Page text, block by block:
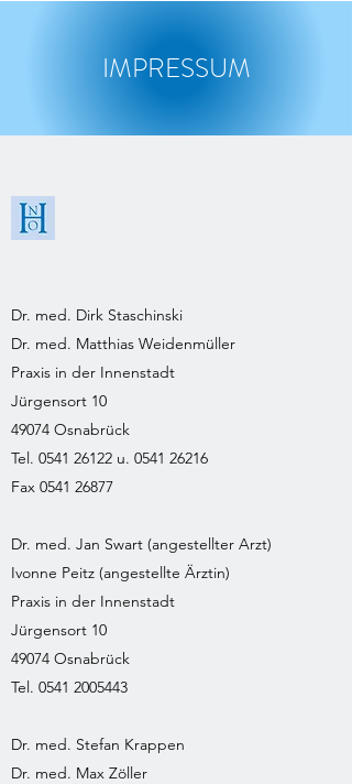
IMPRESSUM
Dr. med. Dirk Staschinski
Dr. med. Matthias Weidenmüller
Praxis in der Innenstadt
Jürgensort 10
49074 Osnabrück
Tel. 0541 26122 u. 0541 26216
Fax 0541 26877
Dr. med. Jan Swart (angestellter Arzt)
Ivonne Peitz (angestellte Ärztin)
Praxis in der Innenstadt
Jürgensort 10
49074 Osnabrück
Tel. 0541 2005443
Dr. med. Stefan Krappen
Dr. med. Max Zöller